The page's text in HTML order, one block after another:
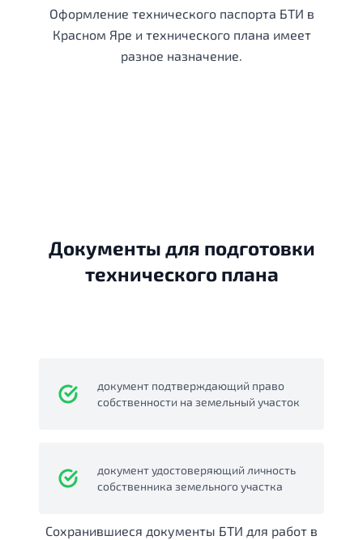
Оформление технического паспорта БТИ в
Красном Яре и технического плана имеет
разное назначение.
Документы для подготовки
технического плана
документ подтверждающий право
собственности на земельный участок
документ удостоверяющий личность
собственника земельного участка
Сохранившиеся документы БТИ для работ в